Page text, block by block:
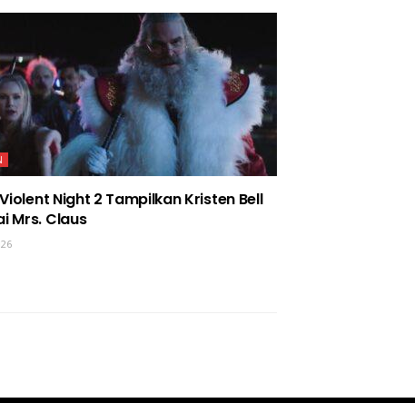
Night 2 Tampilkan Kristen Bell
Mrs. Claus